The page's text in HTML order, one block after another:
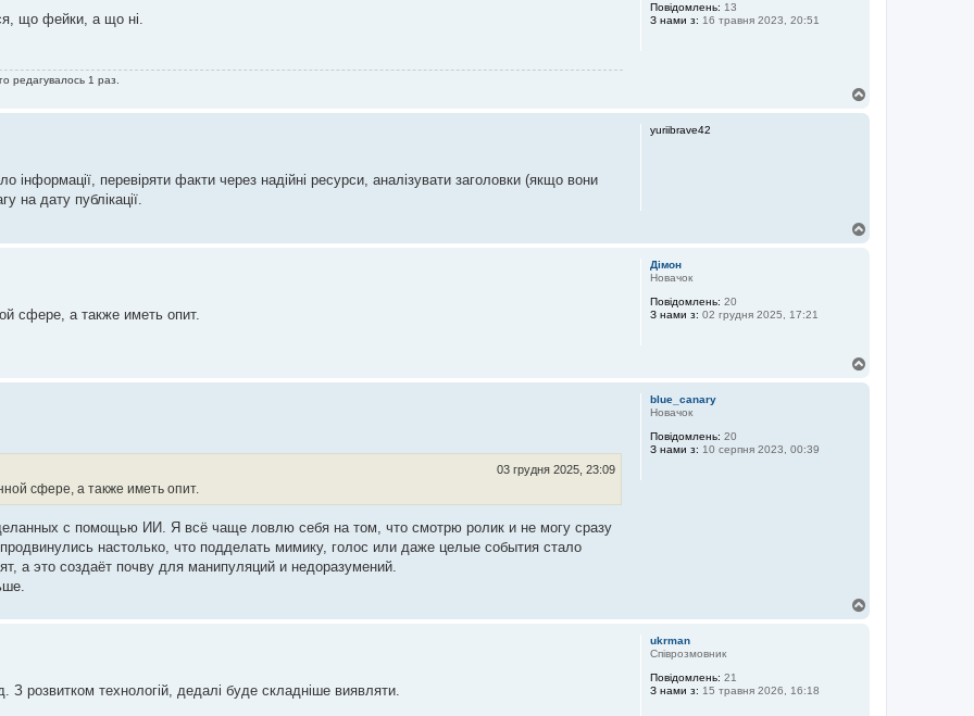
Повідомлень: 13
З нами з: 16 травня 2023, 20:51
що фейки, а що ні.
редагувалось 1 раз.
yuriibrave42
інформації, перевіряти факти через надійні ресурси, аналізувати заголовки (якщо вони
на дату публікації.
Дімон
Новачок
Повідомлень: 20
З нами з: 02 грудня 2025, 17:21
сфере, а также иметь опит.
blue_canary
Новачок
Повідомлень: 20
З нами з: 10 серпня 2023, 00:39
03 грудня 2025, 23:09
сфере, а также иметь опит.
с помощью ИИ. Я всё чаще ловлю себя на том, что смотрю ролик и не могу сразу
настолько, что подделать мимику, голос или даже целые события стало
а это создаёт почву для манипуляций и недоразумений.
ukrman
Співрозмовник
Повідомлень: 21
З нами з: 15 травня 2026, 16:18
З розвитком технологій, дедалі буде складніше виявляти.